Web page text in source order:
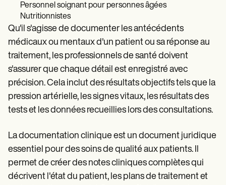
Personnel soignant pour personnes âgées
Nutritionnistes
Qu'il s'agisse de documenter les antécédents
médicaux ou mentaux d'un patient ou sa réponse au
traitement, les professionnels de santé doivent
s'assurer que chaque détail est enregistré avec
précision. Cela inclut des résultats objectifs tels que la
pression artérielle, les signes vitaux, les résultats des
tests et les données recueillies lors des consultations.
La documentation clinique est un document juridique
essentiel pour des soins de qualité aux patients. Il
permet de créer des notes cliniques complètes qui
décrivent l'état du patient, les plans de traitement et